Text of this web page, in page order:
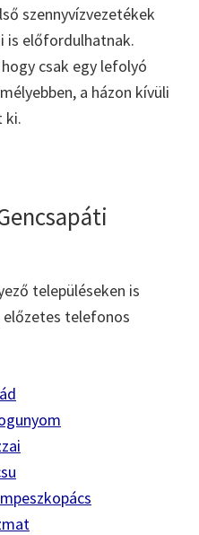
szennyvízvezetékek
is előfordulhatnak.
csak egy lefolyó
a házon kívüli
ki.
településeken is
telefonos